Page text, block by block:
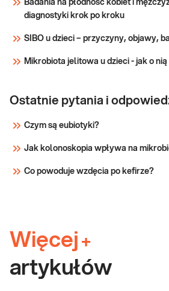
Badania na płodność kobiet i
diagnostyki krok po kroku
SIBO u dzieci – przyczyny, objawy,
Mikrobiota jelitowa u dzieci - jak o nią
Ostatnie pytania i
Czym są eubiotyki?
Jak kolonoskopia wpływa na
Co powoduje wzdęcia po kefirze?
Więcej +
artykułów